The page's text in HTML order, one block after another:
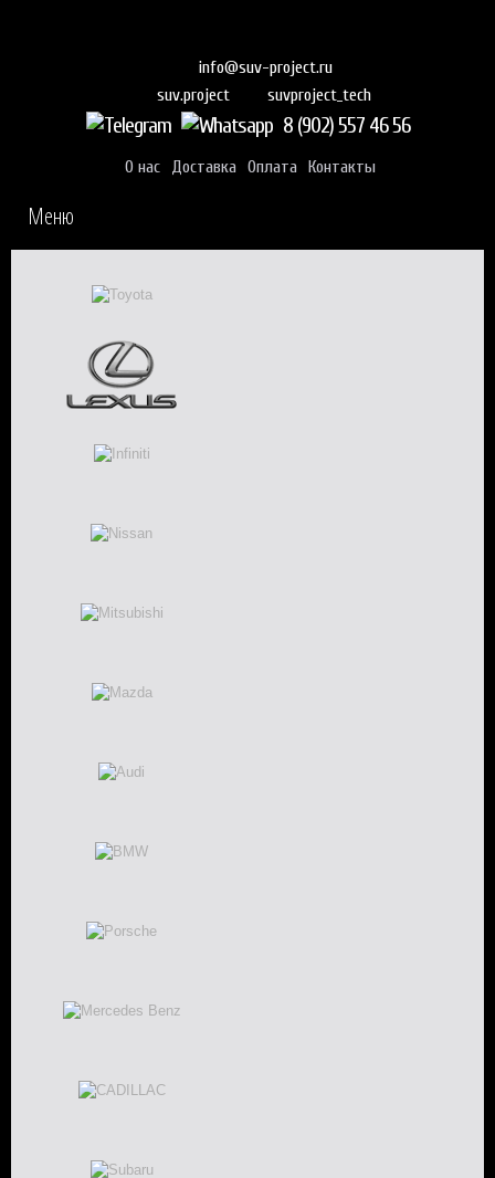
info@suv-project.ru
suv.project
suvproject_tech
8 (902) 557 46 56
О нас Доставка Оплата Контакты
Меню